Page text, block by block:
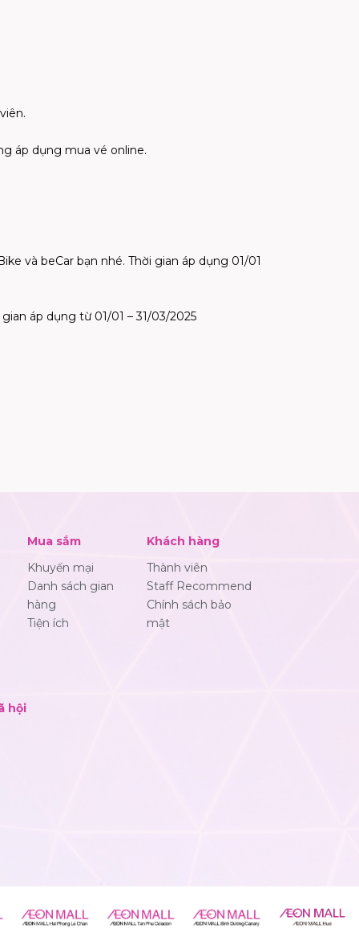
áp dụng mua vé online.
và beCar bạn nhé. Thời gian áp dụng 01/01
áp dụng từ 01/01 – 31/03/2025
Mua sắm
Khuyến mại
Danh sách gian
hàng
Tiện ích
Khách hàng
Thành viên
Staff Recommend
Chính sách bảo
mật
hội